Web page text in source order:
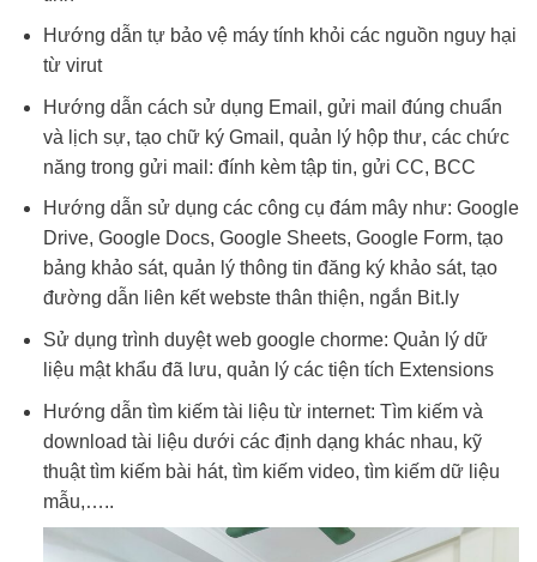
Hướng dẫn tự bảo vệ máy tính khỏi các nguồn nguy hại
từ virut
Hướng dẫn cách sử dụng Email, gửi mail đúng chuẩn
và lịch sự, tạo chữ ký Gmail, quản lý hộp thư, các chức
năng trong gửi mail: đính kèm tập tin, gửi CC, BCC
Hướng dẫn sử dụng các công cụ đám mây như: Google
Drive, Google Docs, Google Sheets, Google Form, tạo
bảng khảo sát, quản lý thông tin đăng ký khảo sát, tạo
đường dẫn liên kết webste thân thiện, ngắn Bit.ly
Sử dụng trình duyệt web google chorme: Quản lý dữ
liệu mật khẩu đã lưu, quản lý các tiện tích Extensions
Hướng dẫn tìm kiếm tài liệu từ internet: Tìm kiếm và
download tài liệu dưới các định dạng khác nhau, kỹ
thuật tìm kiếm bài hát, tìm kiếm video, tìm kiếm dữ liệu
mẫu,…..